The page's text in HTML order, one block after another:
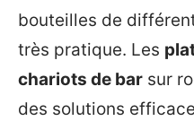
bouteilles de
très pratique. Les
chariots de bar sur
des solutions